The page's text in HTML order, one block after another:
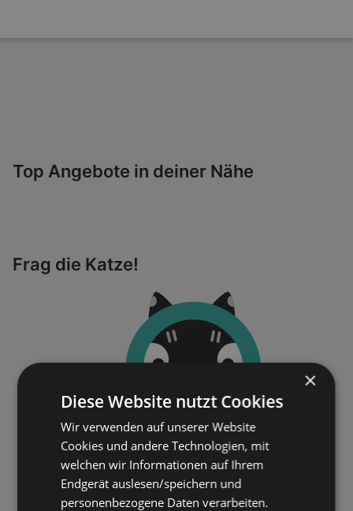
Top Angebote in deiner Nähe
Frag die Katze!
×
Diese Website nutzt Cookies
Wir verwenden auf unserer Website
Cookies und andere Technologien, mit
welchen wir Informationen auf Ihrem
Endgerät auslesen/speichern und
personenbezogene Daten verarbeiten.